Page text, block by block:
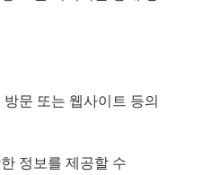
문 또는 웹사이트 등의
정보를 제공할 수